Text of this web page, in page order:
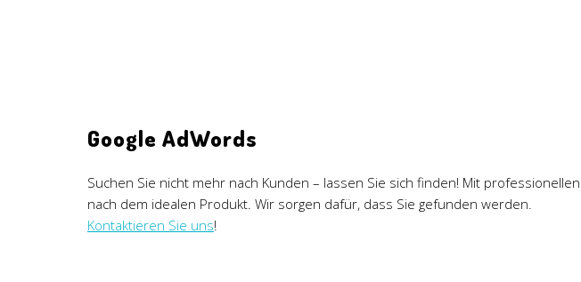
Google AdWords
Suchen Sie nicht mehr nach Kunden – lassen Sie sich finden! Mit
nach dem idealen Produkt. Wir sorgen dafür, dass Sie gefunden werden.
Kontaktieren Sie uns!